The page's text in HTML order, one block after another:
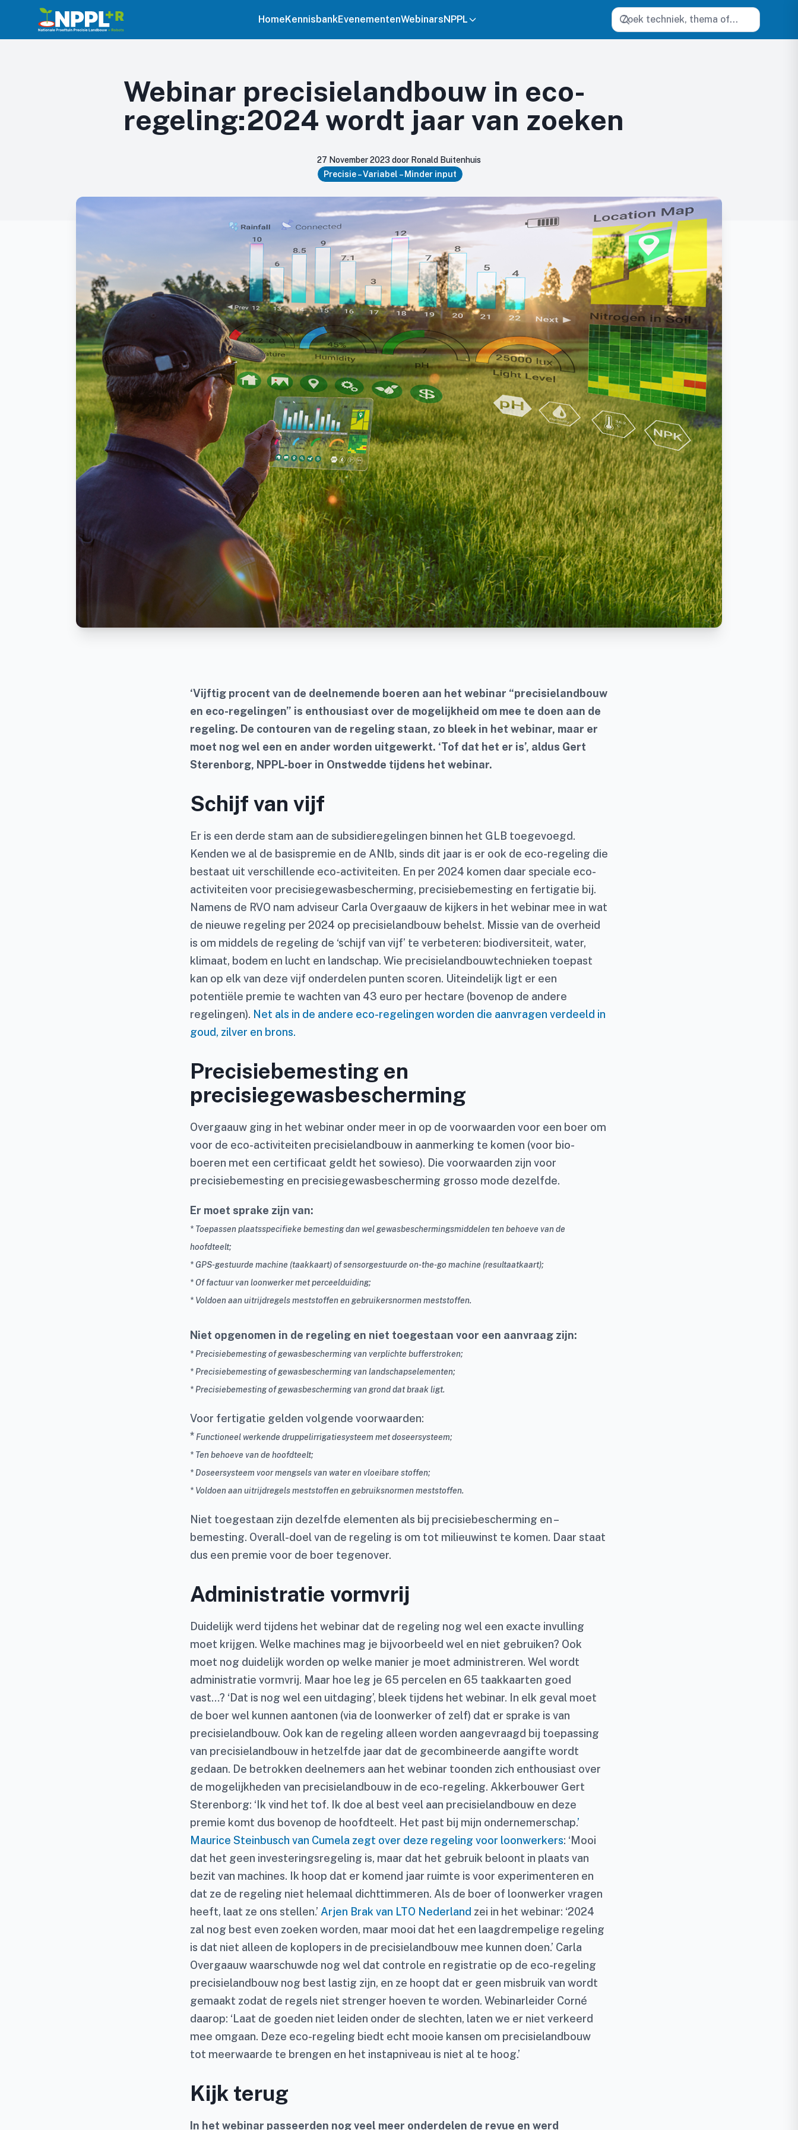
HomeKennisbankEvenementenWebinarsNPPL Zoeken
Webinar precisielandbouw in eco-
regeling:2024 wordt jaar van zoeken
27 November 2023 door Ronald Buitenhuis
Precisie – Variabel – Minder input
‘Vijftig procent van de deelnemende boeren aan het webinar “precisielandbouw
en eco-regelingen” is enthousiast over de mogelijkheid om mee te doen aan de
regeling. De contouren van de regeling staan, zo bleek in het webinar, maar er
moet nog wel een en ander worden uitgewerkt. ‘Tof dat het er is’, aldus Gert
Sterenborg, NPPL-boer in Onstwedde tijdens het webinar.
Schijf van vijf
Er is een derde stam aan de subsidieregelingen binnen het GLB toegevoegd.
Kenden we al de basispremie en de ANlb, sinds dit jaar is er ook de eco-regeling die
bestaat uit verschillende eco-activiteiten. En per 2024 komen daar speciale eco-
activiteiten voor precisiegewasbescherming, precisiebemesting en fertigatie bij.
Namens de RVO nam adviseur Carla Overgaauw de kijkers in het webinar mee in wat
de nieuwe regeling per 2024 op precisielandbouw behelst. Missie van de overheid
is om middels de regeling de ‘schijf van vijf’ te verbeteren: biodiversiteit, water,
klimaat, bodem en lucht en landschap. Wie precisielandbouwtechnieken toepast
kan op elk van deze vijf onderdelen punten scoren. Uiteindelijk ligt er een
potentiële premie te wachten van 43 euro per hectare (bovenop de andere
regelingen). Net als in de andere eco-regelingen worden die aanvragen verdeeld in
goud, zilver en brons.
Precisiebemesting en
precisiegewasbescherming
Overgaauw ging in het webinar onder meer in op de voorwaarden voor een boer om
voor de eco-activiteiten precisielandbouw in aanmerking te komen (voor bio-
boeren met een certificaat geldt het sowieso). Die voorwaarden zijn voor
precisiebemesting en precisiegewasbescherming grosso mode dezelfde.
Er moet sprake zijn van:
* Toepassen plaatsspecifieke bemesting dan wel gewasbeschermingsmiddelen ten behoeve van de
hoofdteelt;
* GPS-gestuurde machine (taakkaart) of sensorgestuurde on-the-go machine (resultaatkaart);
* Of factuur van loonwerker met perceelduiding;
* Voldoen aan uitrijdregels meststoffen en gebruikersnormen meststoffen.
Niet opgenomen in de regeling en niet toegestaan voor een aanvraag zijn:
* Precisiebemesting of gewasbescherming van verplichte bufferstroken;
* Precisiebemesting of gewasbescherming van landschapselementen;
* Precisiebemesting of gewasbescherming van grond dat braak ligt.
Voor fertigatie gelden volgende voorwaarden:
*Functioneel werkende druppelirrigatiesysteem met doseersysteem;
* Ten behoeve van de hoofdteelt;
* Doseersysteem voor mengsels van water en vloeibare stoffen;
* Voldoen aan uitrijdregels meststoffen en gebruiksnormen meststoffen.
Niet toegestaan zijn dezelfde elementen als bij precisiebescherming en –
bemesting. Overall-doel van de regeling is om tot milieuwinst te komen. Daar staat
dus een premie voor de boer tegenover.
Administratie vormvrij
Duidelijk werd tijdens het webinar dat de regeling nog wel een exacte invulling
moet krijgen. Welke machines mag je bijvoorbeeld wel en niet gebruiken? Ook
moet nog duidelijk worden op welke manier je moet administreren. Wel wordt
administratie vormvrij. Maar hoe leg je 65 percelen en 65 taakkaarten goed
vast…? ‘Dat is nog wel een uitdaging’, bleek tijdens het webinar. In elk geval moet
de boer wel kunnen aantonen (via de loonwerker of zelf) dat er sprake is van
precisielandbouw. Ook kan de regeling alleen worden aangevraagd bij toepassing
van precisielandbouw in hetzelfde jaar dat de gecombineerde aangifte wordt
gedaan. De betrokken deelnemers aan het webinar toonden zich enthousiast over
de mogelijkheden van precisielandbouw in de eco-regeling. Akkerbouwer Gert
Sterenborg: ‘Ik vind het tof. Ik doe al best veel aan precisielandbouw en deze
premie komt dus bovenop de hoofdteelt. Het past bij mijn ondernemerschap.’
Maurice Steinbusch van Cumela zegt over deze regeling voor loonwerkers: ‘Mooi
dat het geen investeringsregeling is, maar dat het gebruik beloont in plaats van
bezit van machines. Ik hoop dat er komend jaar ruimte is voor experimenteren en
dat ze de regeling niet helemaal dichttimmeren. Als de boer of loonwerker vragen
heeft, laat ze ons stellen.’ Arjen Brak van LTO Nederland zei in het webinar: ‘2024
zal nog best even zoeken worden, maar mooi dat het een laagdrempelige regeling
is dat niet alleen de koplopers in de precisielandbouw mee kunnen doen.’ Carla
Overgaauw waarschuwde nog wel dat controle en registratie op de eco-regeling
precisielandbouw nog best lastig zijn, en ze hoopt dat er geen misbruik van wordt
gemaakt zodat de regels niet strenger hoeven te worden. Webinarleider Corné
daarop: ‘Laat de goeden niet leiden onder de slechten, laten we er niet verkeerd
mee omgaan. Deze eco-regeling biedt echt mooie kansen om precisielandbouw
tot meerwaarde te brengen en het instapniveau is niet al te hoog.’
Kijk terug
In het webinar passeerden nog veel meer onderdelen de revue en werd